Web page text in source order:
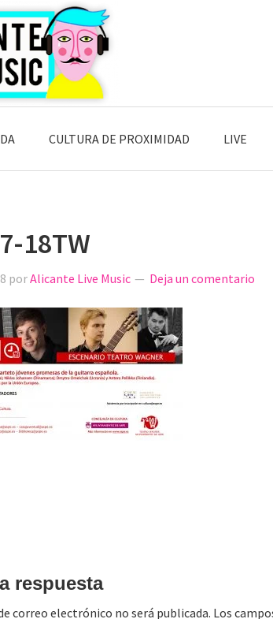
CULTURA DE PROXIMIDAD LIVE
18TW
porAlicante Live Music Deja un comentario
respuesta
correo electrónico no será publicada. Los